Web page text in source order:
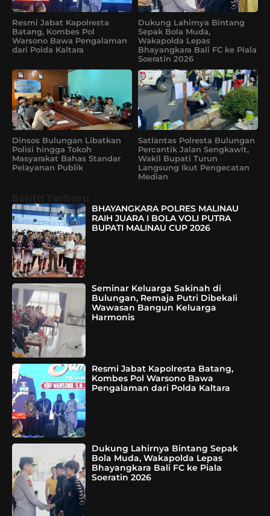
Resmi Jabat Kapolresta
Batang, Kombes Pol
Warsono Bawa Pengalaman
dari Polda Kaltara
Dukung Lahirnya Bintang
Sepak Bola Muda,
Wakapolda Lepas
Bhayangkara Bali FC ke Piala
Soeratin 2026
Dinsos Bulungan Libatkan
Polisi hingga Tokoh
Masyarakat Bahas Standar
Pelayanan Publik
Satlantas Polresta Bulungan
Percantik Jalan Sengkawit,
Wakil Bupati Turun
Langsung Ikut Pengecatan
Median
BHAYANGKARA POLRES MALINAU
RAIH JUARA I BOLA VOLI PUTRA
BUPATI MALINAU CUP 2026
Seminar Keluarga Sakinah di
Bulungan, Remaja Putri Dibekali
Wawasan Bangun Keluarga
Harmonis
Resmi Jabat Kapolresta Batang,
Kombes Pol Warsono Bawa
Pengalaman dari Polda Kaltara
Dukung Lahirnya Bintang Sepak
Bola Muda, Wakapolda Lepas
Bhayangkara Bali FC ke Piala
Soeratin 2026